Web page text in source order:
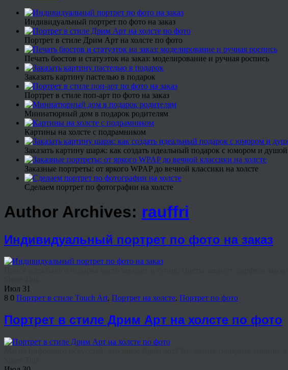
Индивидуальный портрет по фото на заказ
Портрет в стиле Дрим Арт на холсте по фото
Печать бюстов и статуэток на заказ: моделирование и ручная роспись
Заказать картину пастелью в подарок
Портрет в стиле поп-арт по фото на заказ
Миниатюрный дом в подарок родителям
Картины на холсте с подрамником
Заказать картину шарж: как создать идеальный подарок с юмором и душой
Заказные портреты: от яркого WPAP до вечной классики на холсте
Сделаем портрет по фотографии на холсте
Author Archives: rauffri
Индивидуальный портрет по фото на заказ
Июл 31
8 0 Портрет в стиле Touch Art, Портрет на холсте, Портрет по фото
Портрет в стиле Дрим Арт на холсте по фото